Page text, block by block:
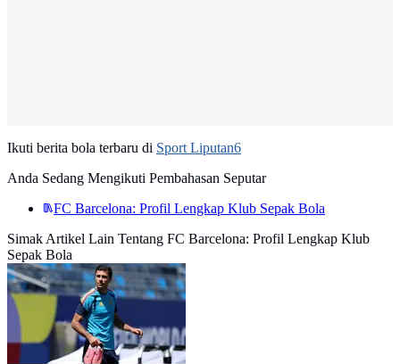
Ikuti berita bola terbaru di Sport Liputan6
Anda Sedang Mengikuti Pembahasan Seputar
FC Barcelona: Profil Lengkap Klub Sepak Bola
Simak Artikel Lain Tentang FC Barcelona: Profil Lengkap Klub
Sepak Bola